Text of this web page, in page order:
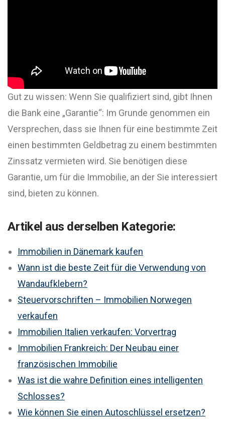
Gut zu wissen: Wenn Sie qualifiziert sind, gibt Ihnen
die Bank eine „Garantie“: Im Grunde genommen ein
Versprechen, dass sie Ihnen für eine bestimmte Zeit
einen bestimmten Geldbetrag zu einem bestimmten
Zinssatz vermieten wird. Sie benötigen diese
Garantie, um für die Immobilie, an der Sie interessiert
sind, bieten zu können.
Artikel aus derselben Kategorie:
Immobilien in Dänemark kaufen
Wann ist die beste Zeit für die Verwendung von
Wandaufklebern?
Steuervorschriften – Immobilien Norwegen
verkaufen
Immobilien Italien verkaufen: Vorvertrag
Immobilien Frankreich: Der Neubau einer
französischen Immobilie
Was ist die wahre Definition eines intelligenten
Schlosses?
Wie können Sie einen Autoschlüssel ersetzen?